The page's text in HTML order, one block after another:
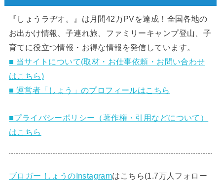
『しょうラヂオ。』は月間42万PVを達成！全国各地の
お出かけ情報、子連れ旅、ファミリーキャンプ登山、子
育てに役立つ情報・お得な情報を発信しています。
■ 当サイトについて(取材・お仕事依頼・お問い合わせ
はこちら)
■ 運営者「しょう」のプロフィールはこちら
■プライバシーポリシー（著作権・引用などについて）
はこちら
ブロガー しょうのInstagramはこちら(1.7万人フォロー